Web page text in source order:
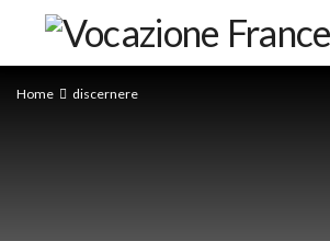
Home discernere